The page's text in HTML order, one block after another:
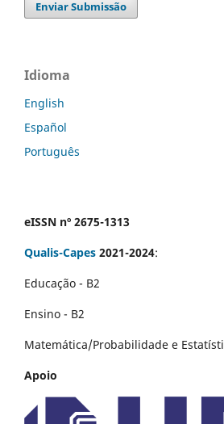
Enviar Submissão
Idioma
English
Español
Português
eISSN nº 2675-1313
Qualis-Capes 2021-2024:
Educação - B2
Ensino - B2
Matemática/Probabilidade e
Apoio